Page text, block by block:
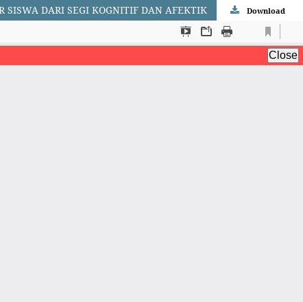
SISWA DARI SEGI KOGNITIF DAN AFEKTIK Download